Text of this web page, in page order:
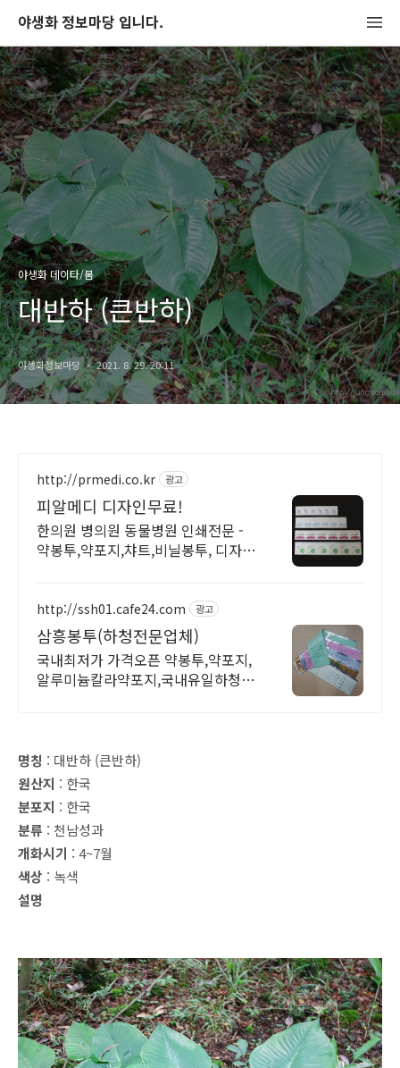
야생화 정보마당 입니다.
야생화 데이타/봄
대반하 (큰반하)
야생화정보마당 2021. 8. 29. 20:11
http://prmedi.co.kr 광고
피알메디 디자인무료!
한의원 병의원 동물병원 인쇄전문 -
약봉투,약포지,챠트,비닐봉투, 디자인
http://ssh01.cafe24.com 광고
삼흥봉투(하청전문업체)
국내최저가 가격오픈 약봉투,약포지,
알루미늄칼라약포지,국내유일하청전
명칭 : 대반하 (큰반하)
원산지 : 한국
분포지 : 한국
분류 : 천남성과
개화시기 : 4~7월
색상 : 녹색
설명